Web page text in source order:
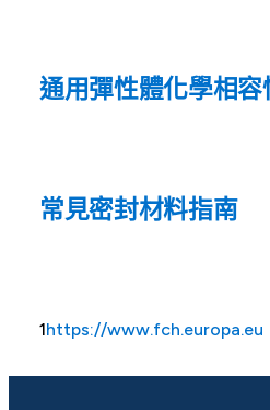
通用彈性體化學相容
常見密封材料指南
1https://www.fch.europa.eu